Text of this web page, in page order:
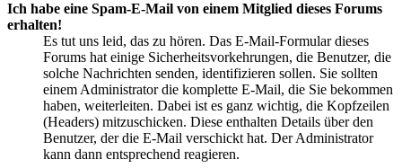
Ich habe eine Spam-E-Mail von einem Mitglied dieses Forums
erhalten!
Es tut uns leid, das zu hören. Das E-Mail-Formular dieses
Forums hat einige Sicherheitsvorkehrungen, die Benutzer, die
solche Nachrichten senden, identifizieren sollen. Sie sollten
einem Administrator die komplette E-Mail, die Sie bekommen
haben, weiterleiten. Dabei ist es ganz wichtig, die Kopfzeilen
(Headers) mitzuschicken. Diese enthalten Details über den
Benutzer, der die E-Mail verschickt hat. Der Administrator
kann dann entsprechend reagieren.